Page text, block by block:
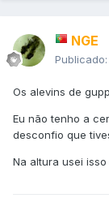
NGE
Publicado:
Os alevins de
Eu não tenho a
desconfio que
Na altura usei